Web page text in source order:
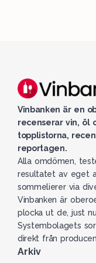
Vinbanken är en
recenserar vin, öl
topplistorna,
reportagen.
Alla omdömen,
resultatet av eget
sommelierer via
Vinbanken är
plocka ut de, just
Systembolagets
direkt från
Arkiv